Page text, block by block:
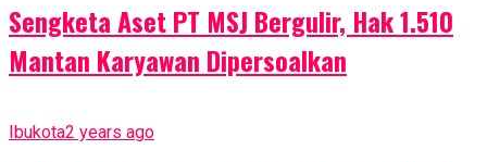
Sengketa Aset PT MSJ Bergulir, Hak 1.510
Mantan Karyawan Dipersoalkan
Ibukota2 years ago